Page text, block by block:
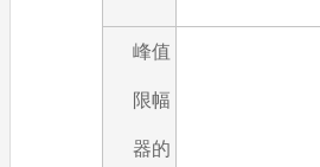
峰值
限幅
器的